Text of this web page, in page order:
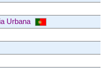
Urbana